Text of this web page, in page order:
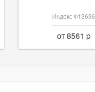
Индекс Ф13636
от 8561 p